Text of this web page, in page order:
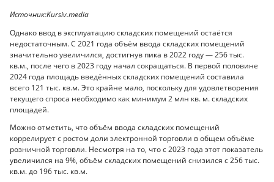
Источник:Kursiv.media
Однако ввод в эксплуатацию складских помещений остаётся
недостаточным. С 2021 года объём ввода складских помещений
значительно увеличился, достигнув пика в 2022 году — 256 тыс.
кв.м., после чего в 2023 году начал сокращаться. В первой половине
2024 года площадь введённых складских помещений составила
всего 121 тыс. кв.м. Это крайне мало, поскольку для удовлетворения
текущего спроса необходимо как минимум 2 млн кв. м. складских
площадей.
Можно отметить, что объём ввода складских помещений
коррелирует с ростом доли электронной торговли в общем объёме
розничной торговли. Несмотря на то, что с 2023 года этот показатель
увеличился на 9%, объём складских помещений снизился с 256 тыс.
кв.м. до 196 тыс. кв.м.